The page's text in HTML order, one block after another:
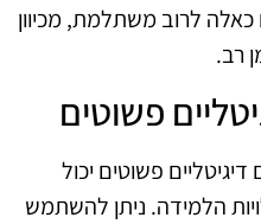
לרוב משתלמת, מכיוון
רב.
פשוטים
פשוטים יכול
הלמידה. ניתן להשתמש